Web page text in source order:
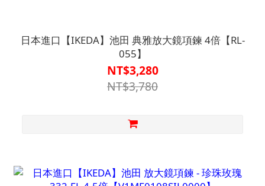
日本進口【IKEDA】池田 典雅放大鏡項鍊 4倍【RL-
055】
NT$3,280
NT$3,780